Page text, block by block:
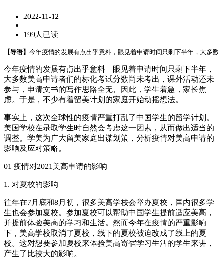
2022-11-12
199人已读
【导语】 今年疫情的发展有点出乎意料，眼见着申请时间只剩下半年，大
今年疫情的发展有点出乎意料，眼见着申请时间只剩下半年，
大多数美高申请者们的标化考试分数尚未考出，课外活动还未
参与，申请文书的写作思路全无。因此，学生着急，家长焦
虑。于是，不少有着留美计划的家庭开始动摇想法。
事实上，这次全球性的疫情严重打乱了中国学生的留学计划。
美国学校在录取学生时自然会考虑这一因素，从而做出适当的
调整。学美为广大留美家庭出谋划策，分析疫情对美高申请的
影响及应对策略。
01 疫情对2021美高申请的影响
1. 对夏校的影响
往年在7月底和8月初，很多美高学校会举办夏校，国内很多学
生也会参加夏校。参加夏校可以帮助中国学生提前适应美高，
并提前体验美高的学习和生活。然而今年在疫情的严重影响
下，美高学校取消了夏校，线下的夏校被迫改成了线上的夏
校。这对想要参加夏校来体验美高寄宿学习生活的学生来讲，
产生了比较大的影响。